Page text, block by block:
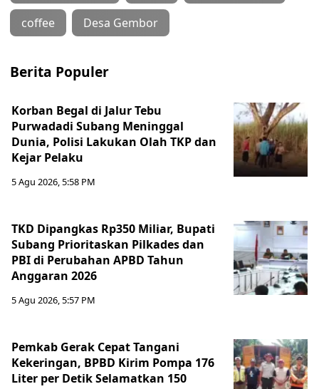
coffee Desa Gembor
Berita Populer
Korban Begal di Jalur Tebu
Purwadadi Subang Meninggal
Dunia, Polisi Lakukan Olah TKP dan
Kejar Pelaku
5 Agu 2026, 5:58 PM
TKD Dipangkas Rp350 Miliar, Bupati
Subang Prioritaskan Pilkades dan
PBI di Perubahan APBD Tahun
Anggaran 2026
5 Agu 2026, 5:57 PM
Pemkab Gerak Cepat Tangani
Kekeringan, BPBD Kirim Pompa 176
Liter per Detik Selamatkan 150